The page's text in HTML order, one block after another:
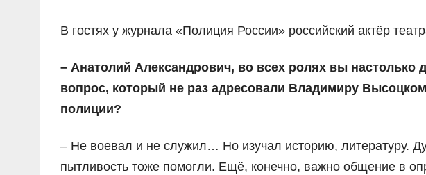
В гостях у журнала «Полиция России» российский актёр
– Анатолий Александрович, во всех ролях вы настолько
вопрос, который не раз адресовали Владимиру
полиции?
– Не воевал и не служил… Но изучал историю, литературу.
пытливость тоже помогли. Ещё, конечно, важно общение в